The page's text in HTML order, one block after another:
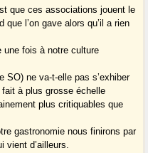
que ces associations jouent le
que l’on gave alors qu’il a rien
une fois à notre culture
SO) ne va-t-elle pas s’exhiber
à plus grosse échelle
plus critiquables que
gastronomie nous finirons par
vient d’ailleurs.